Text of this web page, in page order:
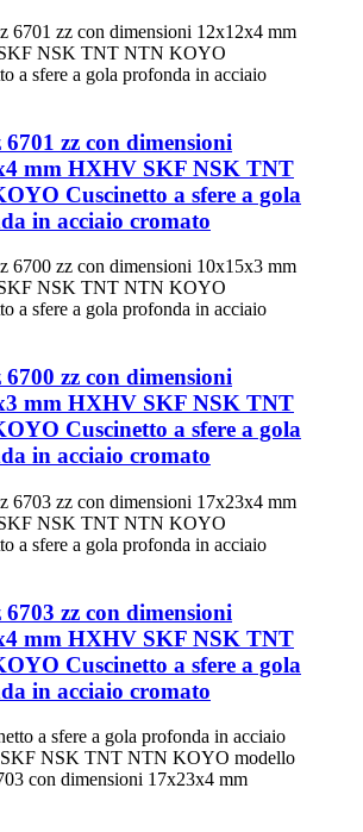
6701 zz con dimensioni
mm HXHV SKF NSK TNT
Cuscinetto a sfere a gola
in acciaio cromato
6700 zz con dimensioni
mm HXHV SKF NSK TNT
Cuscinetto a sfere a gola
in acciaio cromato
6703 zz con dimensioni
mm HXHV SKF NSK TNT
Cuscinetto a sfere a gola
in acciaio cromato